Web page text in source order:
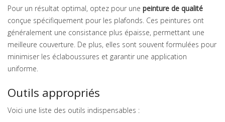
Pour un résultat optimal, optez pour une peinture de qualité
conçue spécifiquement pour les plafonds. Ces peintures ont
généralement une consistance plus épaisse, permettant une
meilleure couverture. De plus, elles sont souvent formulées pour
minimiser les éclaboussures et garantir une application
uniforme.
Outils appropriés
Voici une liste des outils indispensables :